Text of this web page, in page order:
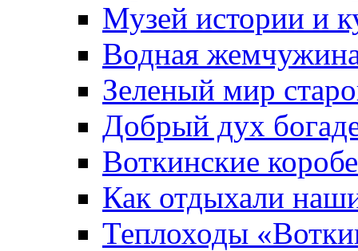
Музей истории и
Водная
Зеленый мир
Добрый дух
Воткинские
Как отдыхали
Теплоходы